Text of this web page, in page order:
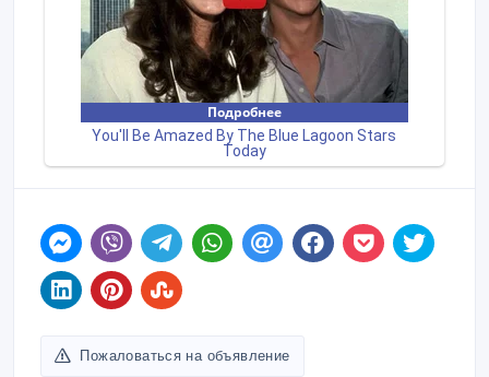
Пожаловаться на объявление